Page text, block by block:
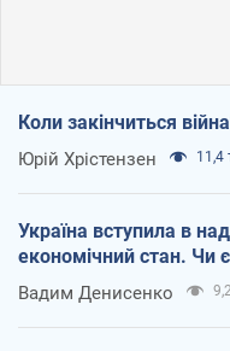
Коли закінчиться
Юрій Хрістензен 11,4
Україна вступила в
економічний стан. Чи
Вадим Денисенко